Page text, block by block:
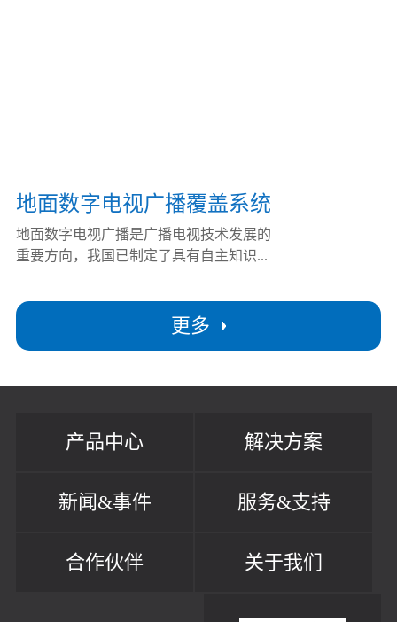
更多
地面数字电视广播覆盖系统
地面数字电视广播是广播电视技术发展的
重要方向，我国已制定了具有自主知识...
产品中心 解决方案
新闻&事件 服务&支持
合作伙伴 关于我们